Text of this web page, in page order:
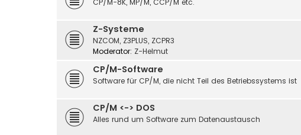
CP/M-8K, MP/M, CCP/M etc.
Z-Systeme
NZCOM, Z3PLUS, ZCPR3
Moderator: Z-Helmut
CP/M-Software
Software für CP/M, die nicht Teil des Betriebssystems ist
CP/M <-> DOS
Alles rund um Software zum Datenaustausch